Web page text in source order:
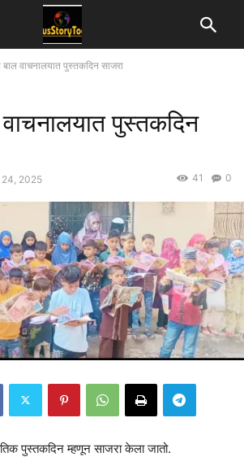
बाल वाचनालयात पुस्तकदिन साजरा
वाचनालयात पुस्तकदिन
24, 2025 0
41
पुस्तकदिन म्हणून साजरा केला जातो.